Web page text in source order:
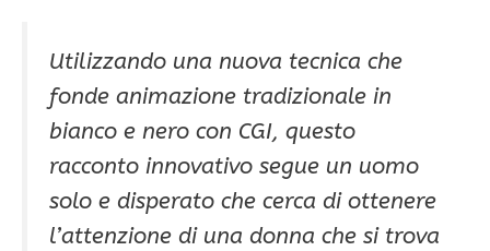
Utilizzando una nuova tecnica che
fonde animazione tradizionale in
bianco e nero con CGI, questo
racconto innovativo segue un uomo
solo e disperato che cerca di ottenere
l’attenzione di una donna che si trova